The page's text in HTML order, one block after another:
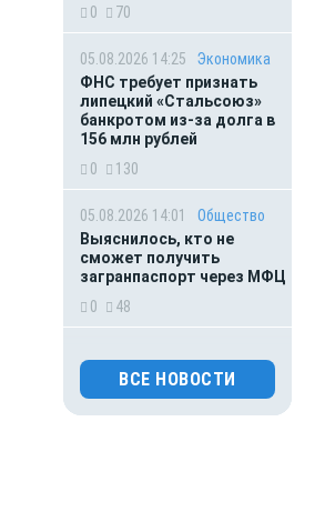
0
70
05.08.2026 14:25
Экономика
ФНС требует признать
липецкий «Стальсоюз»
банкротом из-за долга в
156 млн рублей
0
130
05.08.2026 14:01
Общество
Выяснилось, кто не
сможет получить
загранпаспорт через МФЦ
0
48
Маленьким липчанам
добавили 6 рублей на
питание в детских садах
ВСЕ НОВОСТИ